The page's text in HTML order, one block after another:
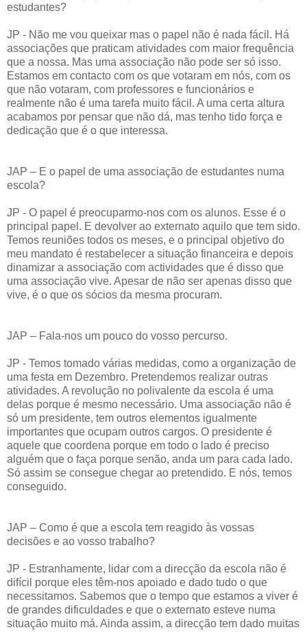
estudantes?
JP - Não me vou queixar mas o papel não é nada fácil. Há
associações que praticam atividades com maior frequência
que a nossa. Mas uma associação não pode ser só isso.
Estamos em contacto com os que votaram em nós, com os
que não votaram, com professores e funcionários e
realmente não é uma tarefa muito fácil. A uma certa altura
acabamos por pensar que não dá, mas tenho tido força e
dedicação que é o que interessa.
JAP – E o papel de uma associação de estudantes numa
escola?
JP - O papel é preocuparmo-nos com os alunos. Esse é o
principal papel. E devolver ao externato aquilo que tem sido.
Temos reuniões todos os meses, e o principal objetivo do
meu mandato é restabelecer a situação financeira e depois
dinamizar a associação com actividades que é disso que
uma associação vive. Apesar de não ser apenas disso que
vive, é o que os sócios da mesma procuram.
JAP – Fala-nos um pouco do vosso percurso.
JP - Temos tomado várias medidas, como a organização de
uma festa em Dezembro. Pretendemos realizar outras
atividades. A revolução no polivalente da escola é uma
delas porque é mesmo necessário. Uma associação não é
só um presidente, tem outros elementos igualmente
importantes que ocupam outros cargos. O presidente é
aquele que coordena porque em todo o lado é preciso
alguém que o faça porque senão, anda um para cada lado.
Só assim se consegue chegar ao pretendido. E nós, temos
conseguido.
JAP – Como é que a escola tem reagido às vossas
decisões e ao vosso trabalho?
JP - Estranhamente, lidar com a direcção da escola não é
difícil porque eles têm-nos apoiado e dado tudo o que
necessitamos. Sabemos que o tempo que estamos a viver é
de grandes dificuldades e que o externato esteve numa
situação muito má. Ainda assim, a direcção tem dado muitas